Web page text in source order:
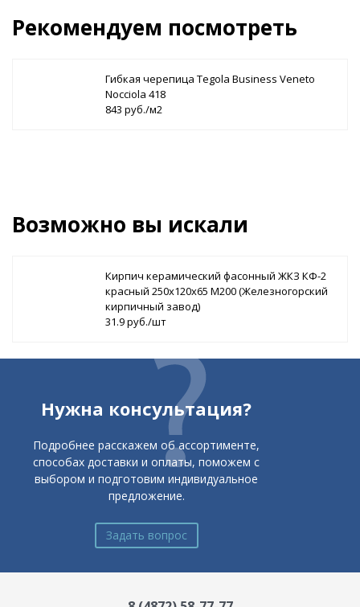
Рекомендуем посмотреть
Гибкая черепица Tegola Business Veneto
Nocciola 418
843 руб./м2
Возможно вы искали
Кирпич керамический фасонный ЖКЗ КФ-2
красный 250х120х65 М200 (Железногорский
кирпичный завод)
31.9 руб./шт
Нужна консультация?
Подробнее расскажем об ассортименте,
способах доставки и оплаты, поможем с
выбором и подготовим индивидуальное
предложение.
Задать вопрос